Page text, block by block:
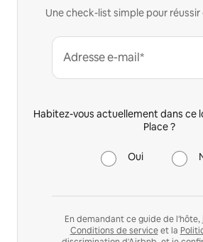
Une check-list simple pour
Adresse e-mail*
Habitez-vous actuellement dans ce
Place ?
Oui
En demandant ce guide de
Conditions de serviceet la